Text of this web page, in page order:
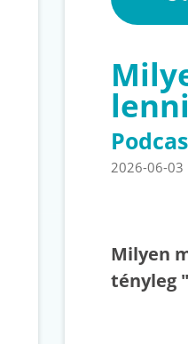
2026-06-03
Milyen
tényleg